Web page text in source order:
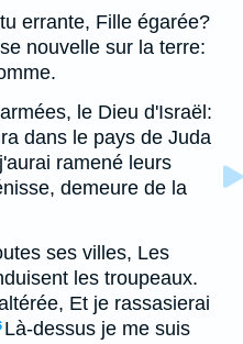
errante, Fille égarée?
nouvelle sur la terre:
le Dieu d'Israël:
dans le pays de Juda
ramené leurs
demeure de la
ses villes, Les
les troupeaux.
Et je rassasierai
Là-dessus je me suis